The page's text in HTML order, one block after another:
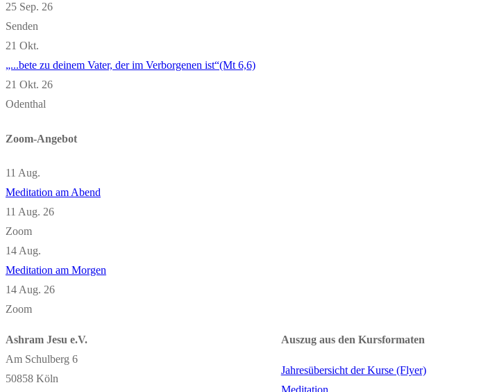
25 Sep. 26
Senden
21 Okt.
„...bete zu deinem Vater, der im Verborgenen ist“(Mt 6,6)
21 Okt. 26
Odenthal
Zoom-Angebot
11 Aug.
Meditation am Abend
11 Aug. 26
Zoom
14 Aug.
Meditation am Morgen
14 Aug. 26
Zoom
Ashram Jesu e.V.
Am Schulberg 6
50858 Köln
Auszug aus den Kursformaten
Jahresübersicht der Kurse (Flyer)
Meditation